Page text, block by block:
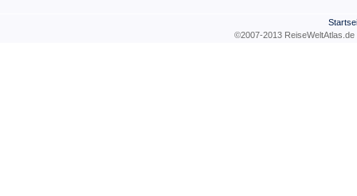
©2007-2013